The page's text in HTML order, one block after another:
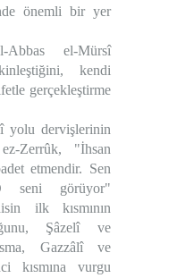
(ks) Hikem-i Ataiyye adlı
önemli bir yer
Abbas el-Mürsî
kendi
gerçekleştirme
yolu dervişlerinin
Zerrûk, "İhsan
etmendir. Sen
seni görüyor"
ilk kısmının
Şâzelî ve
Gazzâlî ve
kısmına vurgu